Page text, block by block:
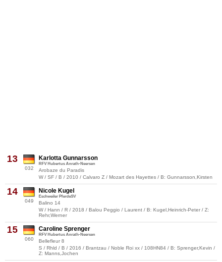
13
032
Karlotta Gunnarsson
RFV Hubertus Anrath-Neersen
Arobaze du Paradis
W / SF / B / 2010 / Calvaro Z / Mozart des Hayettes / B: Gunnarsson,Kirsten
14
049
Nicole Kugel
Eschweiler PferdeSV
Balino 14
W / Hann / R / 2018 / Balou Peggio / Laurent / B: Kugel,Heinrich-Peter / Z:
Rehr,Werner
15
060
Caroline Sprenger
RFV Hubertus Anrath-Neersen
Bellefleur 8
S / Rhld / B / 2016 / Brantzau / Noble Roi xx / 108HN84 / B: Sprenger,Kevin /
Z: Manns,Jochen